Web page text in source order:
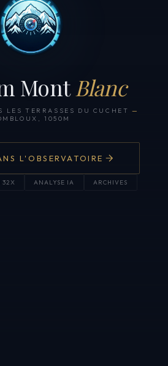
Mont Blanc
LES TERRASSES DU CUCHET —
1050M
L'OBSERVATOIRE
32X ANALYSE IA ARCHIVES